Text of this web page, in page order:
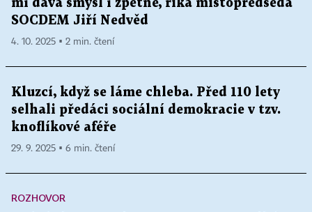
mi dává smysl i zpětně, říká místopředseda
SOCDEM Jiří Nedvěd
4. 10. 2025 ▪ 2 min. čtení
Kluzcí, když se láme chleba. Před 110 lety
selhali předáci sociální demokracie v tzv.
knoflíkové aféře
29. 9. 2025 ▪ 6 min. čtení
ROZHOVOR